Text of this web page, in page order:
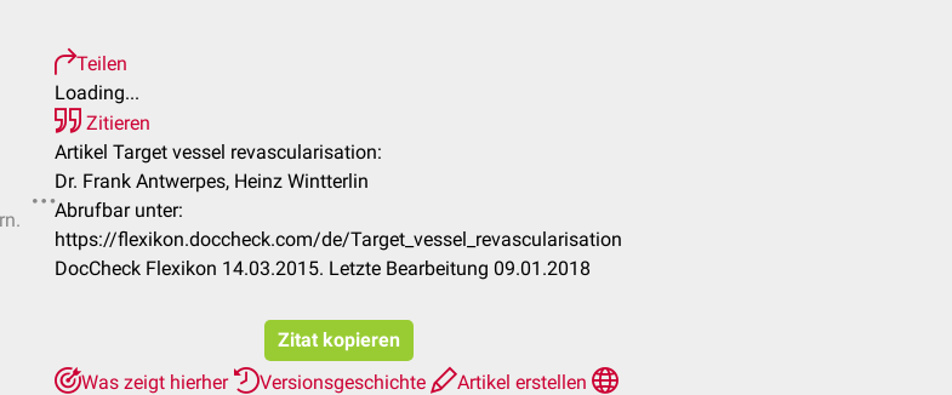
Teilen
Loading...
Zitieren
Artikel Target vessel revascularisation:
Dr. Frank Antwerpes, Heinz Wintterlin
Abrufbar unter:
https://flexikon.doccheck.com/de/Target_vessel_revascularisation
DocCheck Flexikon 14.03.2015. Letzte Bearbeitung 09.01.2018
Zitat kopieren
Was zeigt hierher
Versionsgeschichte
Artikel erstellen